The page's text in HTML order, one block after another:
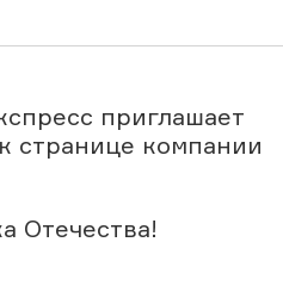
приглашает
странице компании
Отечества!